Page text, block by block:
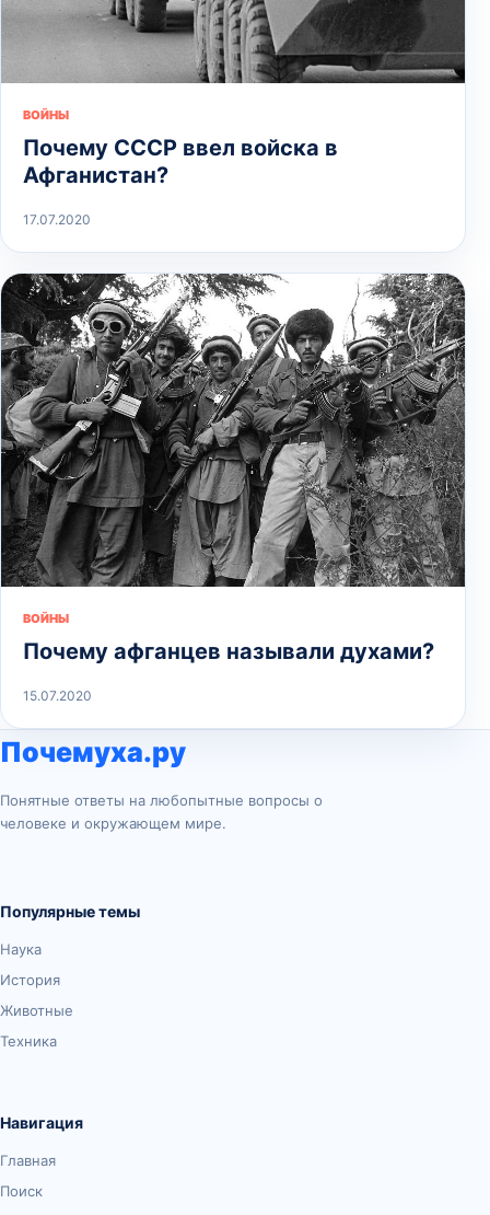
ВОЙНЫ
Почему СССР ввел войска в
Афганистан?
17.07.2020
ВОЙНЫ
Почему афганцев называли духами?
15.07.2020
Почемуха.ру
Понятные ответы на любопытные вопросы о
человеке и окружающем мире.
Популярные темы
Наука
История
Животные
Техника
Навигация
Главная
Поиск